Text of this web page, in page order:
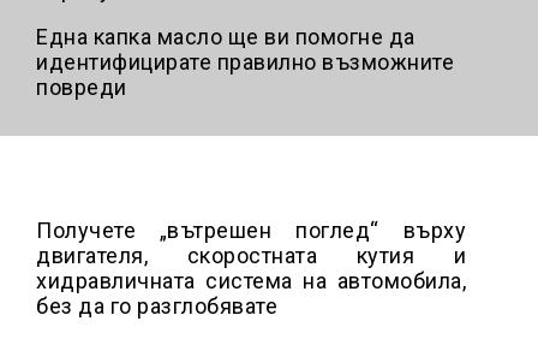
Една капка масло ще ви помогне да
идентифицирате правилно възможните
повреди
Получете „вътрешен поглед“ върху
двигателя, скоростната кутия и
хидравличната система на автомобила,
без да го разглобявате